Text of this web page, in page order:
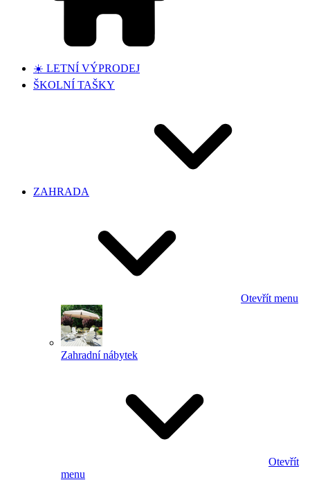
☀️ LETNÍ VÝPRODEJ
ŠKOLNÍ TAŠKY
ZAHRADA
Otevřít menu
Zahradní nábytek
Otevřít
menu